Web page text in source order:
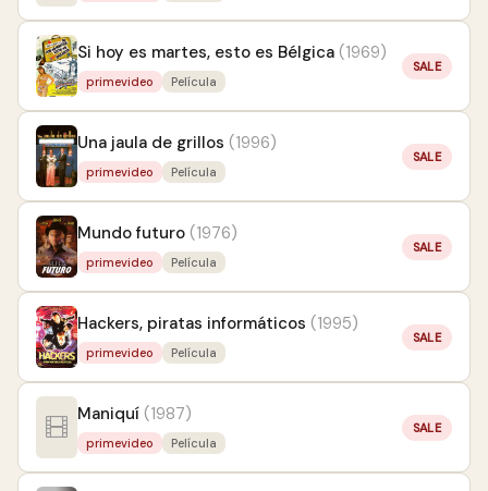
Si hoy es martes, esto es Bélgica (1969)
primevideo Película
SALE
Una jaula de grillos (1996)
primevideo Película
SALE
Mundo futuro (1976)
primevideo Película
SALE
Hackers, piratas informáticos (1995)
primevideo Película
SALE
Maniquí (1987)
primevideo Película
SALE